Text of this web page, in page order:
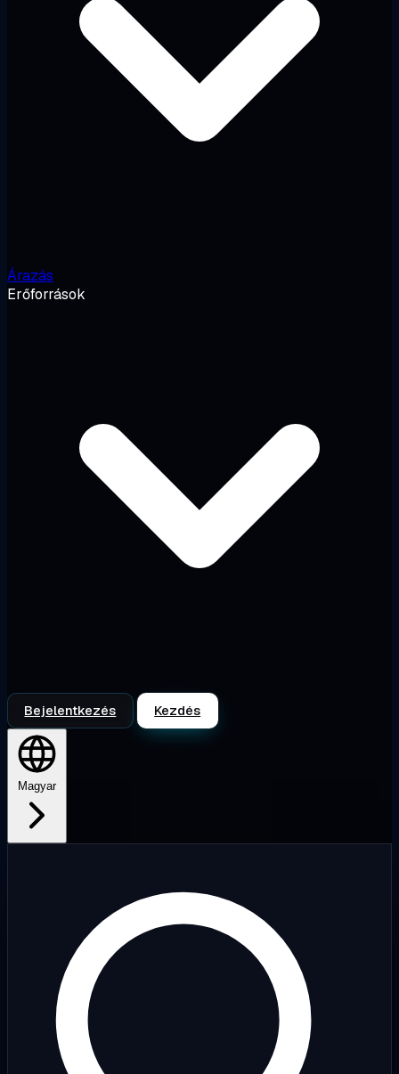
Árazás
Erőforrások
Bejelentkezés Kezdés
Magyar